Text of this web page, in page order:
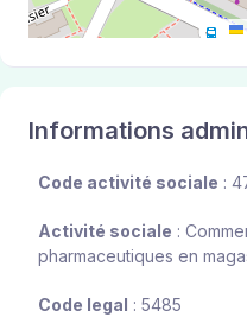
Informations
Code activité sociale :
Activité sociale :
pharmaceutiques en
Code legal : 5485